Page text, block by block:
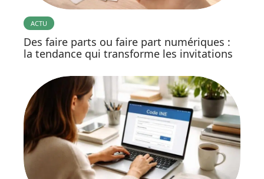
ACTU
Des faire parts ou faire part numériques :
la tendance qui transforme les invitations